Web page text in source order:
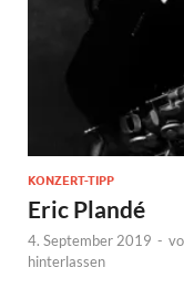
KONZERT-TIPP
Eric Plandé
4. September 2019 -
hinterlassen